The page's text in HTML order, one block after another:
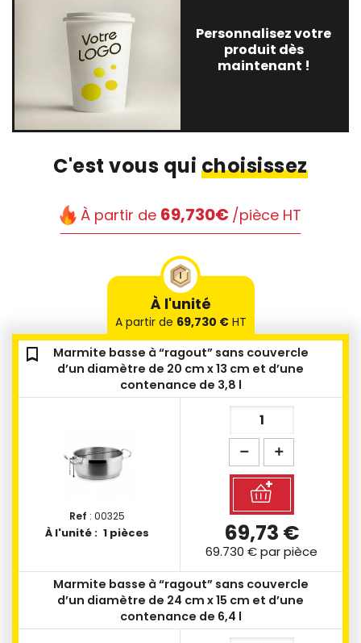
Personnalisez votre
produit dès
maintenant !
C'est vous qui choisissez
À partir de 69,730€ /pièce HT
À l'unité
A partir de 69,730 €HT
bookmark_outline
Ref : 00325
À l'unité : 1 pièces
Marmite basse à “ragout” sans couvercle
d’un diamètre de 20 cm x 13 cm et d’une
contenance de 3,8 l
69,73 €
69.730 €par pièce
bookmark_outline
Marmite basse à “ragout” sans couvercle
d’un diamètre de 24 cm x 15 cm et d’une
contenance de 6,4 l
bookmark_outline
bookmark_outline
bookmark_outline
bookmark_outline